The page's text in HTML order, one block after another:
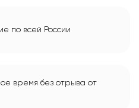
по всей России
время без отрыва от